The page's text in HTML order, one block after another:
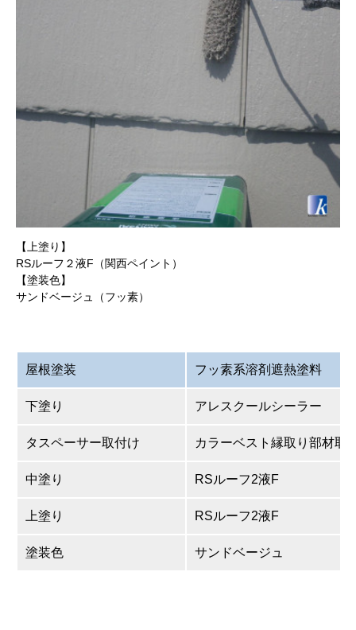
【上塗り】
RSルーフ２液F（関西ペイント）
【塗装色】
サンドベージュ（フッ素）
屋根塗装 フッ素系溶剤遮熱塗料
下塗り アレスクールシーラー
タスペーサー取付け カラーベスト縁取り部材取
中塗り RSルーフ2液F
上塗り RSルーフ2液F
塗装色 サンドベージュ